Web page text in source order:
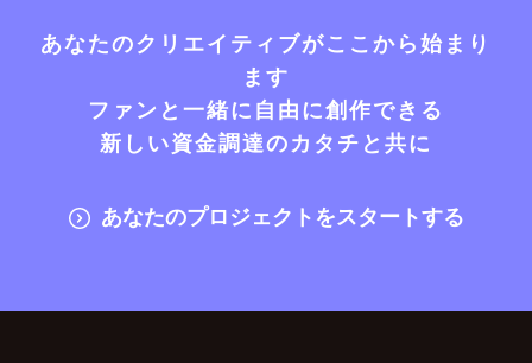
あなたのクリエイティブがここから始まり
ます
ファンと一緒に自由に創作できる
新しい資金調達のカタチと共に
あなたのプロジェクトをスタートする